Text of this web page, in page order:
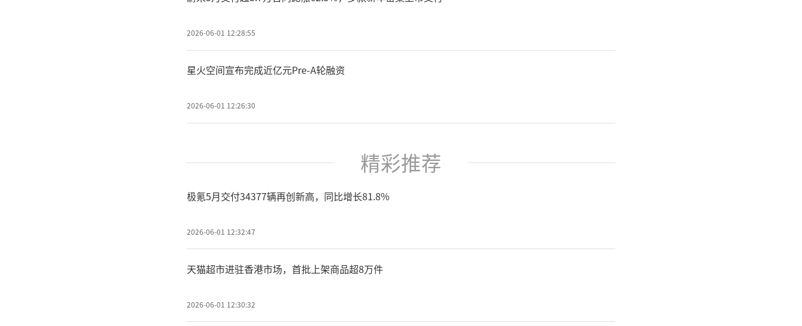
2026-06-01 12:28:55
星火空间宣布完成近亿元Pre-A轮融资
2026-06-01 12:26:30
精彩推荐
极氪5月交付34377辆再创新高，同比增长81.8%
2026-06-01 12:32:47
天猫超市进驻香港市场，首批上架商品超8万件
2026-06-01 12:30:32